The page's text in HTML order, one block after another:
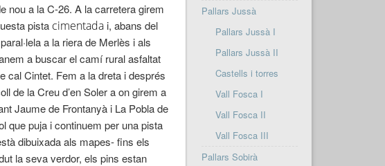
nou a la C-26. A la carretera girem
pista cimentada i, abans del
a la riera de Merlès i als
a buscar el camí rural asfaltat
calCintet. Fem a la dreta i després
de la Creu d’en Soler a on girem a
Jaume de Frontanyà i La Pobla de
que puja i continuem per una pista
dibuixada als mapes- fins els
la seva verdor, els pins estan
Pallars Jussà
Pallars Jussà I
Pallars Jussà II
Castells i torres
Vall Fosca I
Vall Fosca II
Vall Fosca III
Pallars Sobirà